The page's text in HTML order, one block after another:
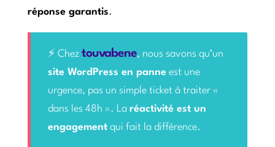
réponse garantis.
⚡ Chez touvabene, nous savons qu’un
site WordPress en panne est une
urgence, pas un simple ticket à traiter «
dans les 48h ». La réactivité est un
engagementqui fait la différence.